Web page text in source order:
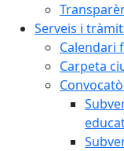
Serveis i
Calendari
Carpeta